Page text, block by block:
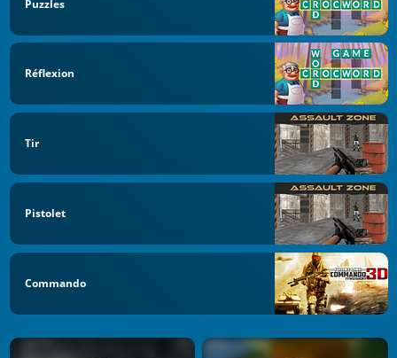
Puzzles
Réflexion
Tir
Pistolet
Commando